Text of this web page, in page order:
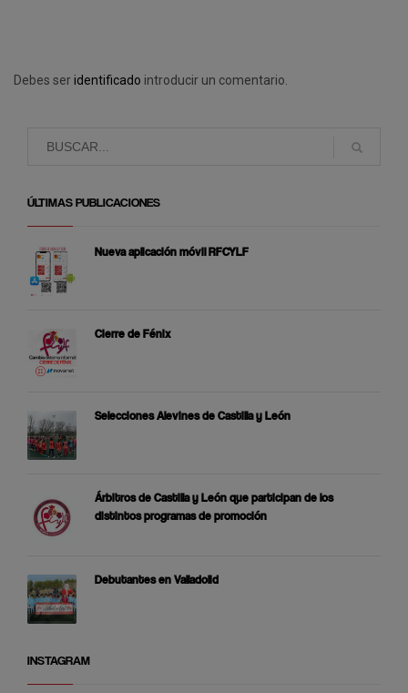
Debes seridentificado introducir un comentario.
ÚLTIMAS PUBLICACIONES
Nueva aplicación móvil RFCYLF
Cierre de Fénix
Selecciones Alevines de Castilla y León
Árbitros de Castilla y León que participan de los
distintos programas de promoción
Debutantes en Valladolid
INSTAGRAM